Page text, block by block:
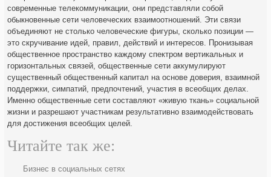
современные телекоммуникации, они представляли собой
обыкновенные сети человеческих взаимоотношений. Эти связи
объединяют не столько человеческие фигуры, сколько позиции —
это скручивание идей, правил, действий и интересов. Пронизывая
общественное пространство каждому спектром вертикальных и
горизонтальных связей, общественные сети аккумулируют
существенный общественный капитал на основе доверия, взаимной
поддержки, симпатий, предпочтений, участия в всеобщих делах.
Именно общественные сети составляют «живую ткань» социальной
жизни и разрешают участникам результативно взаимодействовать
для достижения всеобщих целей.
Читайте так же:
Бизнес в социальных сетях